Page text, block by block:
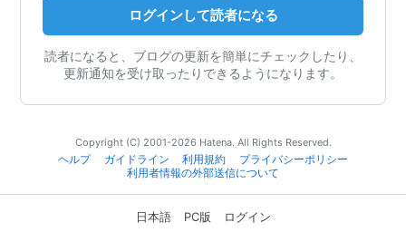
ログインして読者になる
読者になると、ブログの更新を簡単にチェックしたり、
更新通知を受け取ったりできるようになります。
Copyright (C) 2001-2026 Hatena. All Rights Reserved.
ヘルプ
ガイドライン 利用規約
プライバシーポリシー
利用者情報の外部送信について
日本語 PC版 ログイン